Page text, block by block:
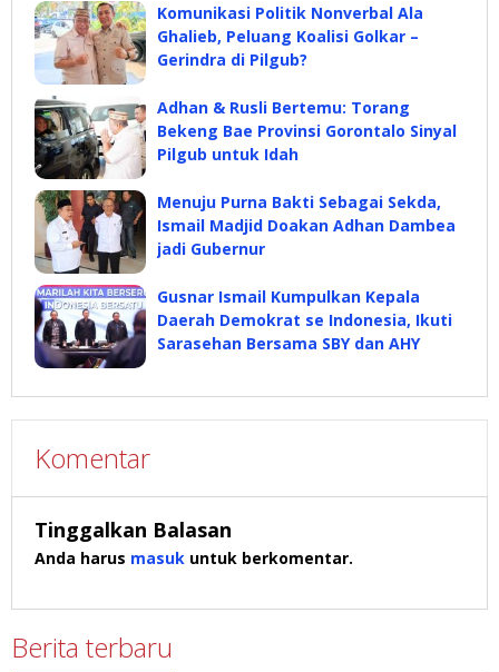
Komunikasi Politik Nonverbal Ala
Ghalieb, Peluang Koalisi Golkar –
Gerindra di Pilgub?
Adhan & Rusli Bertemu: Torang
Bekeng Bae Provinsi Gorontalo Sinyal
Pilgub untuk Idah
Menuju Purna Bakti Sebagai Sekda,
Ismail Madjid Doakan Adhan Dambea
jadi Gubernur
Gusnar Ismail Kumpulkan Kepala
Daerah Demokrat se Indonesia, Ikuti
Sarasehan Bersama SBY dan AHY
Komentar
Tinggalkan Balasan
Anda harus masuk untuk berkomentar.
Berita terbaru